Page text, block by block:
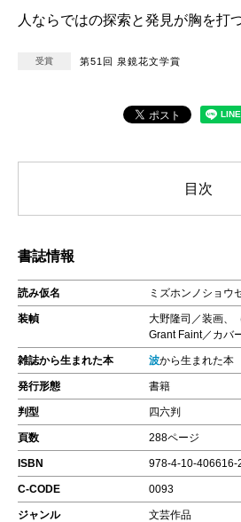
人ならではの探索と発見が胸を打
受賞 第51回 泉鏡花文学賞
目次
書誌情報
読み仮名 ミズホンノショウ
装幀
大野隆司／装画、
Grant Faint／カバ
雑誌から生まれた本 波から生まれた本
発行形態 書籍
判型 四六判
頁数 288ページ
ISBN 978-4-10-406616-
C-CODE 0093
ジャンル 文芸作品